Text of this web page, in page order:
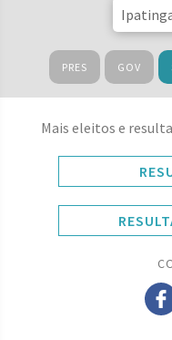
PRES GOV
Mais eleitos e